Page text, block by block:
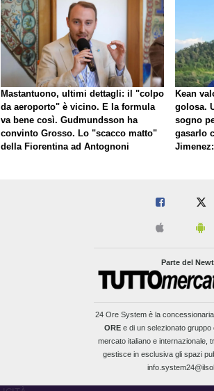
Mastantuono, ultimi dettagli: il "colpo
da aeroporto" è vicino. E la formula
va bene così. Gudmundsson ha
convinto Grosso. Lo "scacco matto"
della Fiorentina ad Antognoni
Kean
golosa.
sogno
gasarlo
Parte del
24 Ore Systemè la concessionaria
OREe di un selezionato gruppo
mercato italiano e internazionale,
gestisce in esclusiva gli spazi